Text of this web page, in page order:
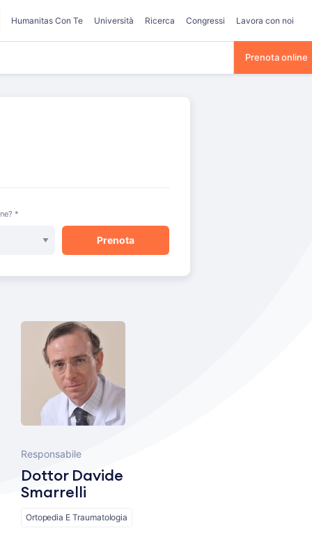
Humanitas Con Te Università Ricerca Congressi Lavora con noi
Prenota online
*
Responsabile
Dottor Davide
Smarrelli
Ortopedia E Traumatologia